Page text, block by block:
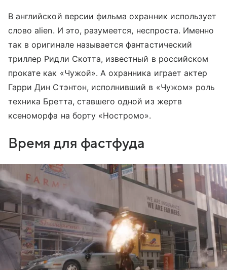
В английской версии фильма охранник использует
слово alien. И это, разумеется, неспроста. Именно
так в оригинале называется фантастический
триллер Ридли Скотта, известный в российском
прокате как «Чужой». А охранника играет актер
Гарри Дин Стэнтон, исполнивший в «Чужом» роль
техника Бретта, ставшего одной из жертв
ксеноморфа на борту «Ностромо».
Время для фастфуда